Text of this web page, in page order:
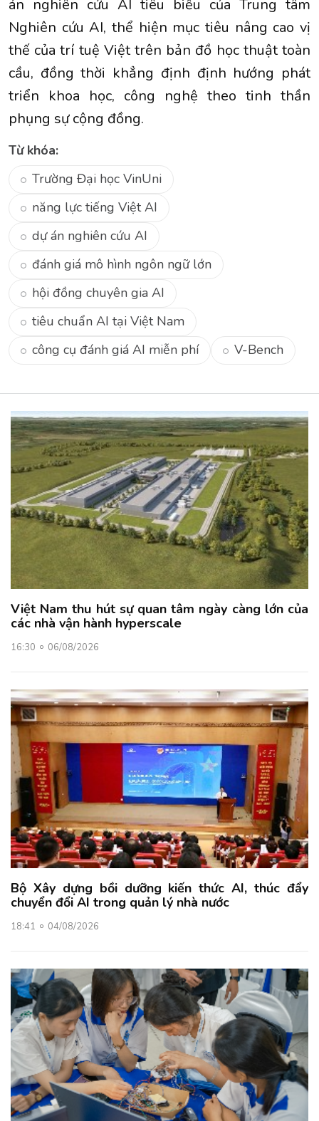
án nghiên cứu AI tiêu biểu của Trung tâm
Nghiên cứu AI, thể hiện mục tiêu nâng cao vị
thế của trí tuệ Việt trên bản đồ học thuật toàn
cầu, đồng thời khẳng định định hướng phát
triển khoa học, công nghệ theo tinh thần
phụng sự cộng đồng.
Từ khóa:
Trường Đại học VinUni
năng lực tiếng Việt AI
dự án nghiên cứu AI
đánh giá mô hình ngôn ngữ lớn
hội đồng chuyên gia AI
tiêu chuẩn AI tại Việt Nam
công cụ đánh giá AI miễn phí
V-Bench
Việt Nam thu hút sự quan tâm ngày càng lớn của
các nhà vận hành hyperscale
16:30 06/08/2026
Bộ Xây dựng bồi dưỡng kiến thức AI, thúc đẩy
chuyển đổi AI trong quản lý nhà nước
18:41 04/08/2026